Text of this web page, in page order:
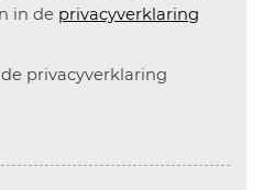
in de privacyverklaring
privacyverklaring